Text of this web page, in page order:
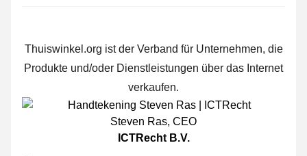
Thuiswinkel.org ist der Verband für Unternehmen, die
Produkte und/oder Dienstleistungen über das Internet
verkaufen.
Steven Ras, CEO
ICTRecht B.V.